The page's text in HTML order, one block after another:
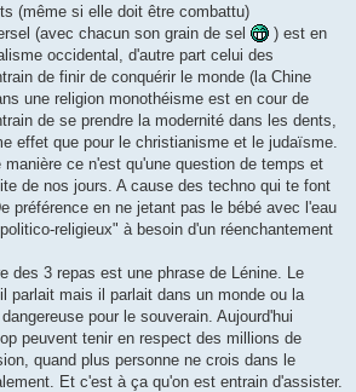
(même si elle doit être combattu)
(avec chacun son grain de sel
) est en
occidental, d'autre part celui des
de finir de conquérir le monde (la Chine
une religion monothéisme est en cour de
de se prendre la modernité dans les dents,
effet que pour le christianisme et le judaïsme.
ce n'est qu'une question de temps et
de nos jours. A cause des techno qui te font
préférence en ne jetant pas le bébé avec l'eau
religieux" à besoin d'un réenchantement
des 3 repas est une phrase de Lénine. Le
parlait mais il parlait dans un monde ou la
pour le souverain. Aujourd'hui
peuvent tenir en respect des millions de
quand plus personne ne crois dans le
Et c'est à ça qu'on est entrain d'assister.